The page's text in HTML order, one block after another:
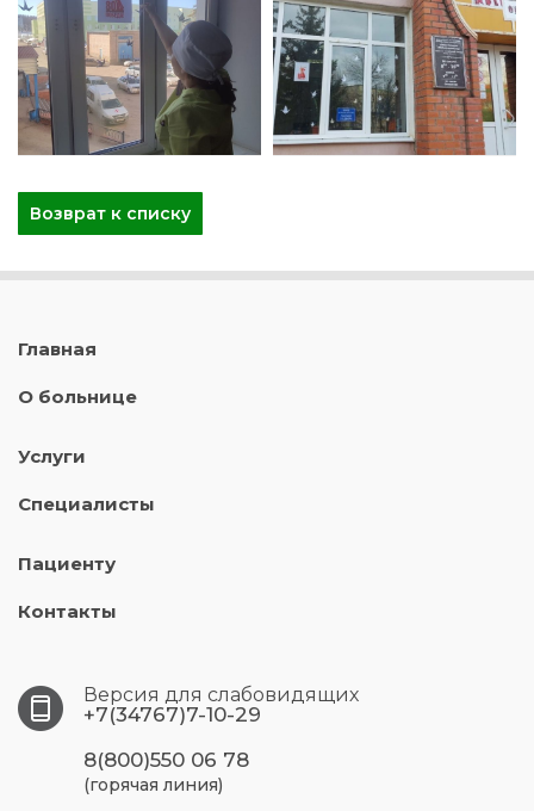
Возврат к списку
Главная
О больнице
Услуги
Специалисты
Пациенту
Контакты
Версия для слабовидящих
+7(34767)7-10-29
8(800)550 06 78
(горячая линия)